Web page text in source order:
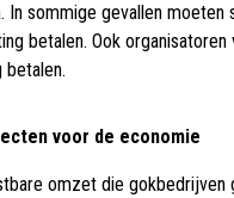
In sommige gevallen
betalen. Ook
betalen.
voor de economie
omzet die gokbedrijven